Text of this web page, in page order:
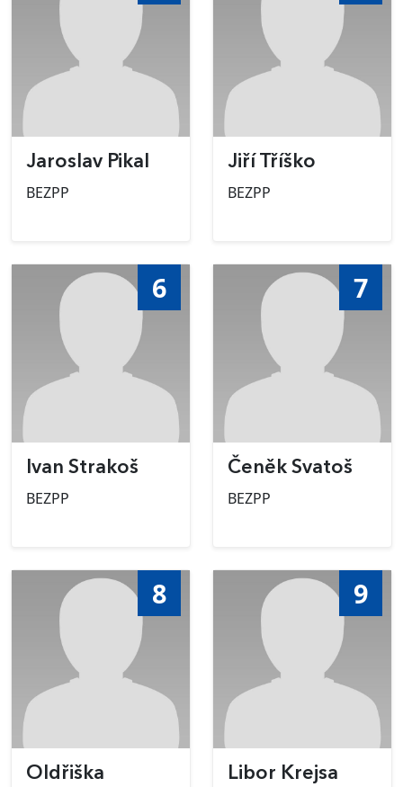
Jaroslav Pikal
BEZPP
Jiří Tříško
BEZPP
6
Ivan Strakoš
BEZPP
7
Čeněk Svatoš
BEZPP
8
Oldřiška
9
Libor Krejsa